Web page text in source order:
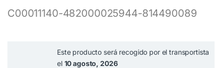
C00011140-482000025944-814490089
Este producto será recogido por el transportista
el 10 agosto, 2026